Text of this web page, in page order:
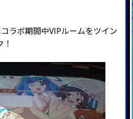
ラボ期間中VIPルームをツイン